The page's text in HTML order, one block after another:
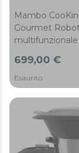
Mambo
Gourmet
699,00 €
Esaurito